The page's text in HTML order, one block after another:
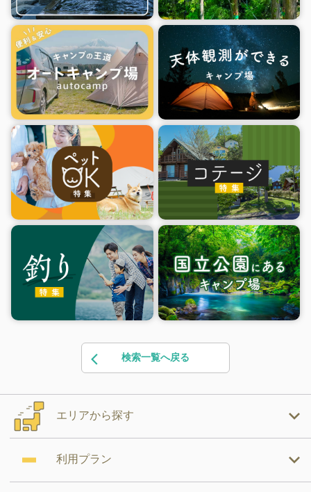
検索一覧へ戻る
エリアから探す
利用プラン